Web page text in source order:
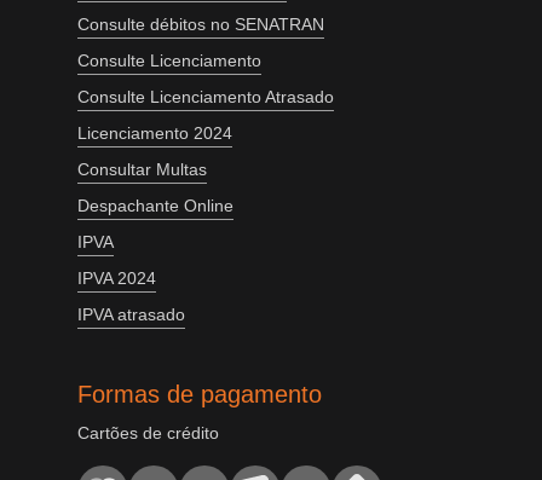
Consulte débitos no SENATRAN
Consulte Licenciamento
Consulte Licenciamento Atrasado
Licenciamento 2024
Consultar Multas
Despachante Online
IPVA
IPVA 2024
IPVA atrasado
Formas de pagamento
Cartões de crédito